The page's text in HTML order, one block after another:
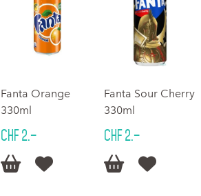
Fanta Orange
330ml
CHF 2.–
 
Fanta Sour Cherry
330ml
CHF 2.–
 